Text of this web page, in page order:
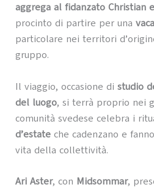
aggrega al fidanzato Christian
procinto di partire per una
particolare nei territori
gruppo.
Il viaggio, occasione di studio
del luogo, si terrà proprio nei
comunità svedese celebra i
d’estateche cadenzano e
vita della collettività.
Ari Aster, con Midsommar,